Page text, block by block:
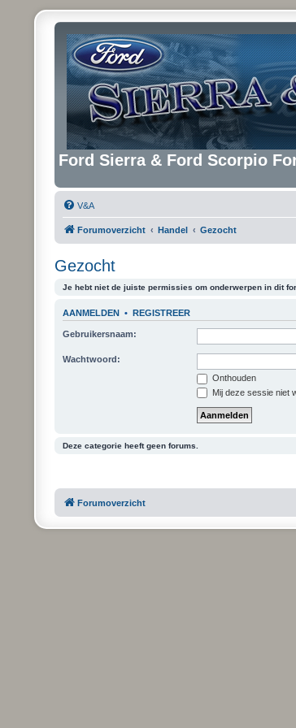
Ford Sierra & Ford Scorpio
V&A
Forumoverzicht Handel Gezocht
Gezocht
Je hebt niet de juiste permissies om onderwerpen in dit
AANMELDEN •REGISTREER
Gebruikersnaam:
Wachtwoord:
Onthouden
Mij deze sessie niet
Deze categorie heeft geen forums.
Forumoverzicht